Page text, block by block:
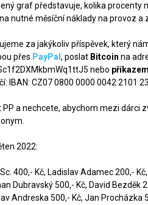
graf představuje, kolika procenty
nutné měsíční náklady na provoz a
za jakýkoliv příspěvek, který
přes PayPal , poslat Bitcoin na
nebo
IBAN: CZ07 0800 0000 0042 2101
a nechcete, abychom mezi dárci
2022:
400,- Kč, Ladislav Adamec 200,-
Dubravský 500,- Kč, David Bezděk
Andreska 500,- Kč, Jan Procházka